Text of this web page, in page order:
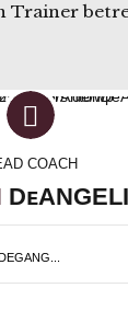
Trainer
COACH